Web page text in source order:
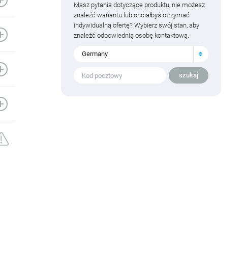
Masz pytania dotyczące produktu, nie możesz
znaleźć wariantu lub chciałbyś otrzymać
indywidualną ofertę? Wybierz swój stan, aby
znaleźć odpowiednią osobę kontaktową.
Germany